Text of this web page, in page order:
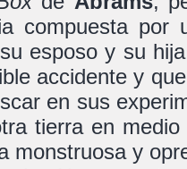
compuesta por
esposo y su
accidente y
en sus
tierra en
monstruosa y